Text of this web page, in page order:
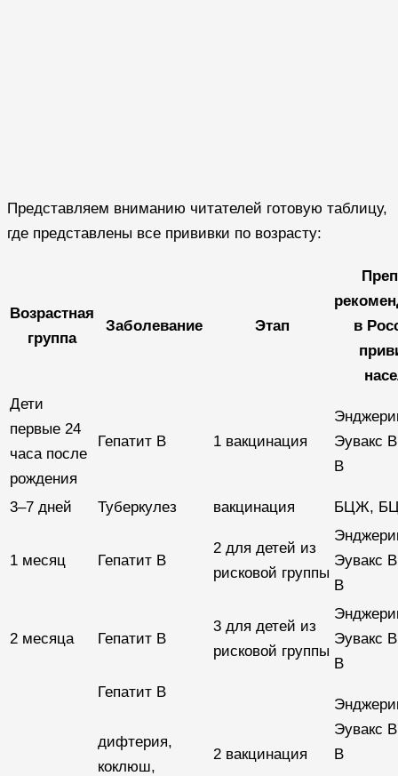
Представляем вниманию читателей готовую таблицу,
где представлены все прививки по возрасту:
Возрастная
группа
Заболевание Этап
в
Дети
первые 24
часа после
рождения
Гепатит В 1 вакцинация
Эувакс
B
3–7 дней Туберкулез вакцинация БЦЖ,
1 месяц Гепатит В
2 для детей из
рисковой группы
Эувакс
B
2 месяца Гепатит В
3 для детей из
рисковой группы
Эувакс
B
Гепатит В
дифтерия,
коклюш,
2 вакцинация
Эувакс
B